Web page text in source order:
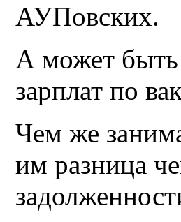
АУПовских.
А может
зарплат по
Чем же
им разница